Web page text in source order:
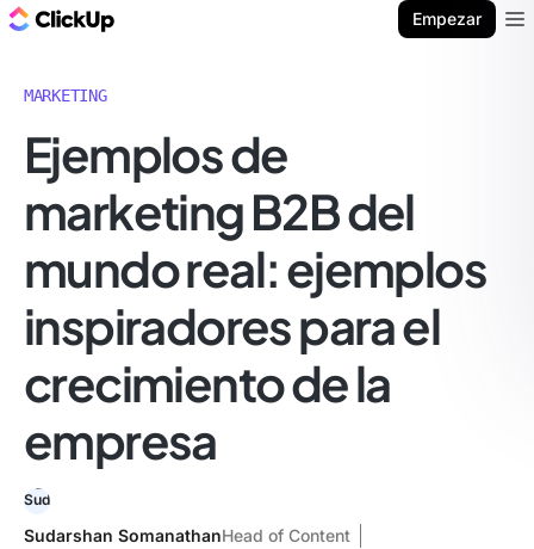
Empezar
MARKETING
Ejemplos de
marketing B2B del
mundo real: ejemplos
inspiradores para el
crecimiento de la
empresa
Sudarshan SomanathanHead of Content